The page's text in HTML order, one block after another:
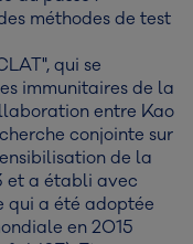
méthodes de test
qui se
immunitaires de la
entre Kao
conjointe sur
de la
et a établi avec
qui a été adoptée
en 2015